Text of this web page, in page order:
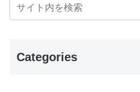
Categories